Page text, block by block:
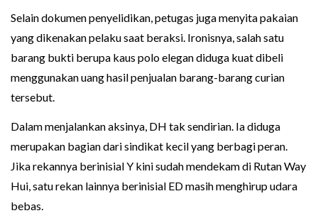
Selain dokumen penyelidikan, petugas juga menyita pakaian
yang dikenakan pelaku saat beraksi. Ironisnya, salah satu
barang bukti berupa kaus polo elegan diduga kuat dibeli
menggunakan uang hasil penjualan barang-barang curian
tersebut.
Dalam menjalankan aksinya, DH tak sendirian. Ia diduga
merupakan bagian dari sindikat kecil yang berbagi peran.
Jika rekannya berinisial Y kini sudah mendekam di Rutan Way
Hui, satu rekan lainnya berinisial ED masih menghirup udara
bebas.